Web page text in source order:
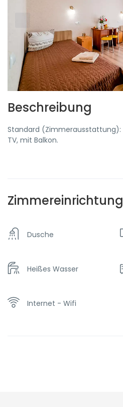
Beschreibung
Standard (Zimmerausstattung):
TV, mit Balkon.
Dusche
Heißes Wasser
Internet - Wifi